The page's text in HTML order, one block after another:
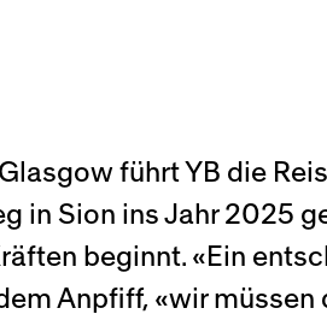
führt YB die
in Sion ins Jahr 2025
beginnt. «Ein
Anpfiff, «wir